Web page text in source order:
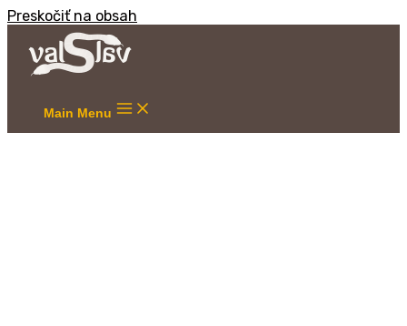
Preskočiť na obsah
Main Menu